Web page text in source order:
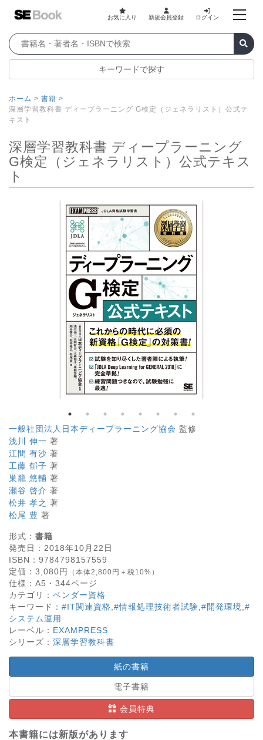
お気に入り 新規会員登録 ログイン
キーワードで探す
ホーム > 書籍 >
深層学習教科書 ディープラーニング G検定（ジェネラリスト）公式テ
キスト
深層学習教科書 ディープラーニング
G検定（ジェネラリスト）公式テキス
ト
一般社団法人日本ディープラーニング協会 監修
浅川 伸一 著
江間 有沙 著
工藤 郁子 著
巣籠 悠輔 著
瀬谷 啓介 著
松井 孝之 著
松尾 豊 著
形式： 書籍
発売日： 2018年10月22日
ISBN： 9784798157559
定価： 3,080円 （本体2,800円＋税10%）
仕様： A5・ 344ページ
カテゴリ： ベンダー資格
キーワード： #IT関連資格 #情報処理技術者試験 #開発環境 #
システム運用
レーベル： EXAMPRESS
シリーズ： 深層学習教科書
紙の書籍
電子書籍
会員特典
本書籍には新版があります